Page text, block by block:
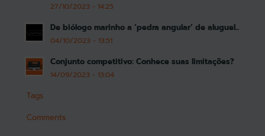
27/10/2023 - 14:25
De biólogo marinho a ‘pedra angular’ de aluguel...
04/10/2023 - 13:51
Conjunto competitivo: Conhece suas limitações?
14/09/2023 - 13:04
Tags
Comments